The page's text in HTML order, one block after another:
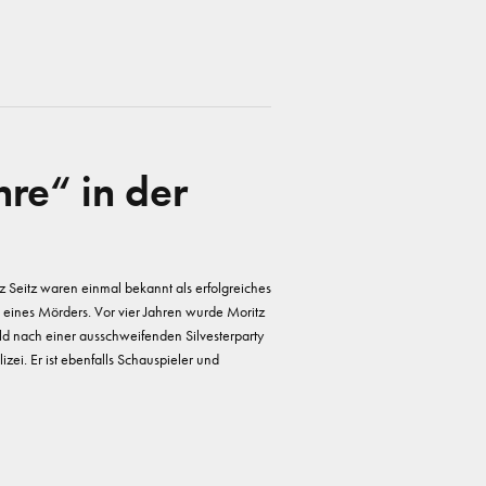
in der
waren einmal bekannt als erfolgreiches
Mörders. Vor vier Jahren wurde Moritz
nach einer ausschweifenden Silvesterparty
Er ist ebenfalls Schauspieler und